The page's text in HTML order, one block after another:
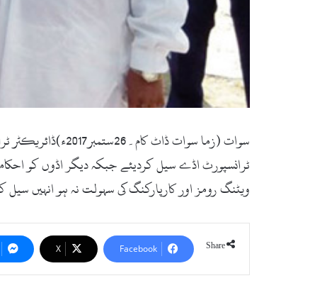
سوات (زما سوات
ٹرانسپورٹ اڈے سیل کردیئے جبکہ دیگر اڈوں کو
ویٹنگ رومز اور کارپارکنگ کی سہولت نہ ہو انہیں
Share
Facebook
X